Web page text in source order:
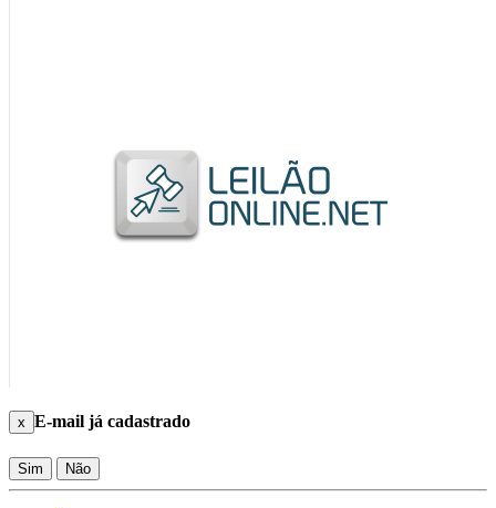
x E-mail já cadastrado
Sim Não